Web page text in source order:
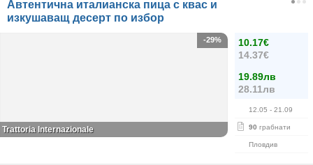
Автентична италианска пица с квас и
изкушаващ десерт по избор
10.17€
14.37€
19.89лв
28.11лв
12.05 - 21.09
90 грабнати
Пловдив
-29%
Trattoria Internazionale